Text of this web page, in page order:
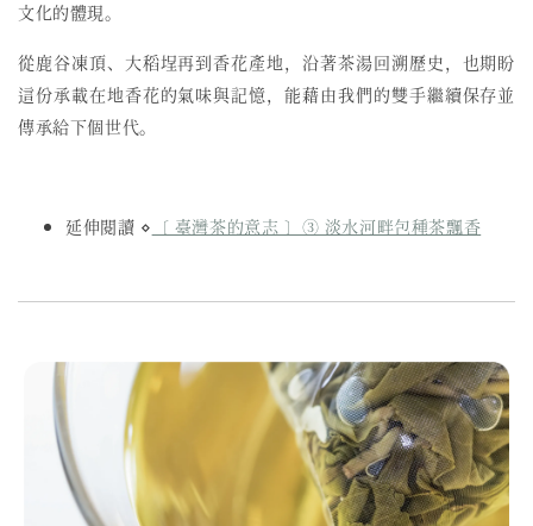
文化的體現。
從鹿谷凍頂、大稻埕再到香花產地，沿著茶湯回溯歷史，也期盼
這份承載在地香花的氣味與記憶，能藉由我們的雙手繼續保存並
傳承給下個世代。
延伸閱讀 ⋄ 〔 臺灣茶的意志 〕③ 淡水河畔包種茶飄香